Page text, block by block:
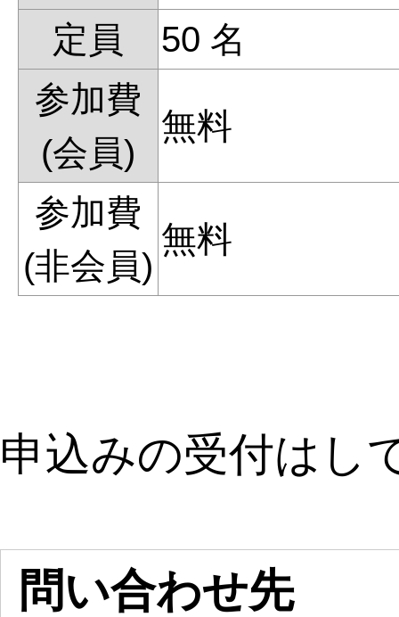
定員
50 名
参加費
(会員)
無料
参加費
(非会員)
無料
申込みの受付はし
問い合わせ先